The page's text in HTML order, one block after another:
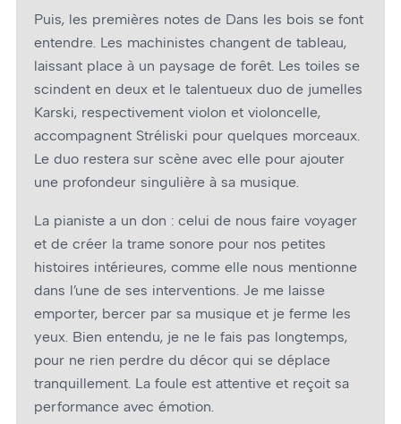
Puis, les premières notes de Dans les bois se font
entendre. Les machinistes changent de tableau,
laissant place à un paysage de forêt. Les toiles se
scindent en deux et le talentueux duo de jumelles
Karski, respectivement violon et violoncelle,
accompagnent Stréliski pour quelques morceaux.
Le duo restera sur scène avec elle pour ajouter
une profondeur singulière à sa musique.
La pianiste a un don : celui de nous faire voyager
et de créer la trame sonore pour nos petites
histoires intérieures, comme elle nous mentionne
dans l’une de ses interventions. Je me laisse
emporter, bercer par sa musique et je ferme les
yeux. Bien entendu, je ne le fais pas longtemps,
pour ne rien perdre du décor qui se déplace
tranquillement. La foule est attentive et reçoit sa
performance avec émotion.